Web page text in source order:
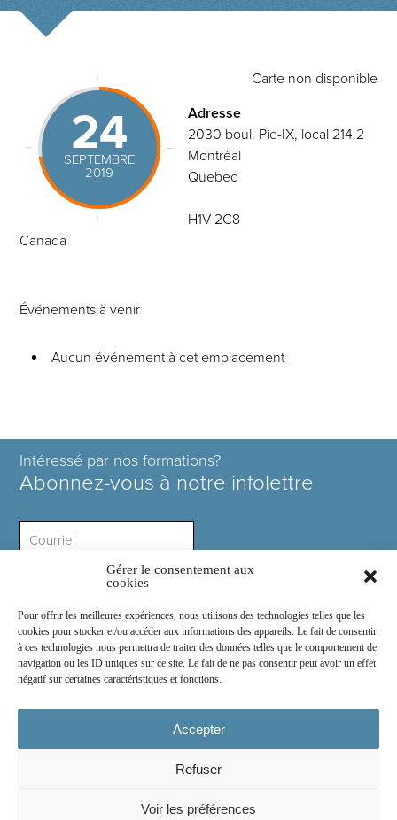
Gérer le consentement aux
cookies
Pour offrir les meilleures expériences, nous utilisons des technologies telles que les
cookies pour stocker et/ou accéder aux informations des appareils. Le fait de consentir
à ces technologies nous permettra de traiter des données telles que le comportement de
navigation ou les ID uniques sur ce site. Le fait de ne pas consentir peut avoir un effet
négatif sur certaines caractéristiques et fonctions.
Accepter
Refuser
Voir les préférences
24
SEPTEMBRE
2019
Carte non disponible
Adresse
2030 boul. Pie-IX, local 214.2
Montréal
Quebec
H1V 2C8
Canada
Événements à venir
Aucun événement à cet emplacement
Intéressé par nos formations?
Abonnez-vous à notre infolettre
2030 boul. Pie IX suite 214.2